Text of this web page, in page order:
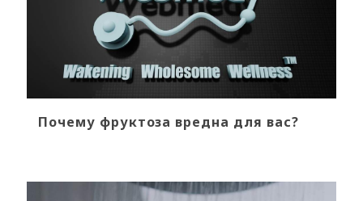
Почему фруктоза вредна для вас?